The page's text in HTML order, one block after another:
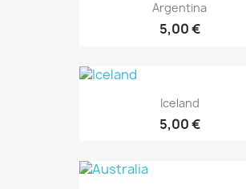
Argentina
5,00 €
Iceland
5,00 €